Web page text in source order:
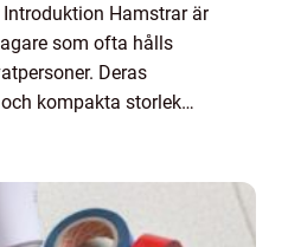
Hamstrar är
som ofta hålls
Deras
kompakta storlek